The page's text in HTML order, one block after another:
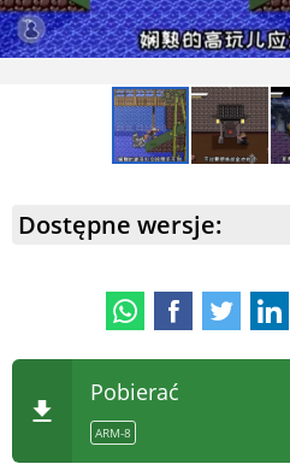
Dostępne wersje:
Pobierać
ARM-8